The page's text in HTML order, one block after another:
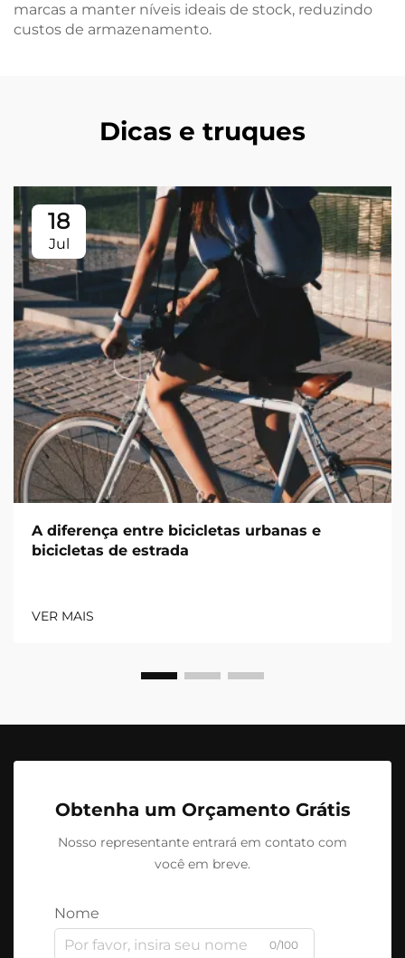
marcas a manter níveis ideais de stock, reduzindo
custos de armazenamento.
Dicas e truques
18
Jul
A diferença entre bicicletas urbanas e
bicicletas de estrada
VER MAIS
Obtenha um Orçamento Grátis
Nosso representante entrará em contato com
você em breve.
Nome
0/100